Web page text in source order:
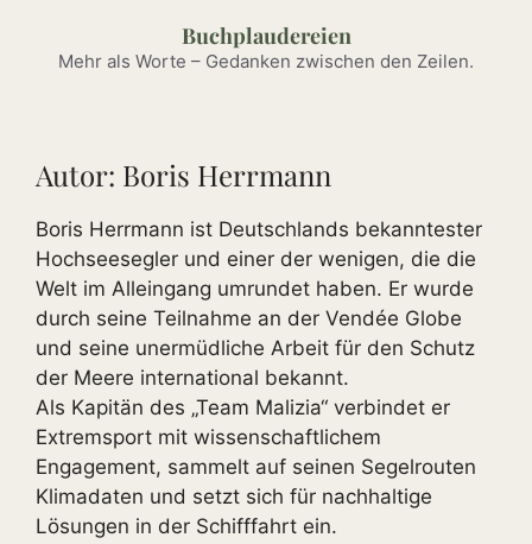
springen
Buchplaudereien
Mehr als Worte – Gedanken zwischen den Zeilen.
Autor: Boris Herrmann
Boris Herrmann ist Deutschlands bekanntester
Hochseesegler und einer der wenigen, die die
Welt im Alleingang umrundet haben. Er wurde
durch seine Teilnahme an der Vendée Globe
und seine unermüdliche Arbeit für den Schutz
der Meere international bekannt.
Als Kapitän des „Team Malizia“ verbindet er
Extremsport mit wissenschaftlichem
Engagement, sammelt auf seinen Segelrouten
Klimadaten und setzt sich für nachhaltige
Lösungen in der Schifffahrt ein.